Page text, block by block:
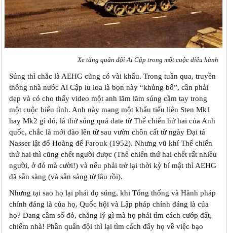
Xe tăng quân đội Ai Cập trong một cuộc diễu hành
Súng thì chắc là AEHG cũng có vài khẩu. Trong tuần qua, truyền
thông nhà nước Ai Cập lu loa là bọn này “khủng bố”, cần phải
dẹp và có cho thấy video một anh lăm lăm súng cầm tay trong
một cuộc biểu tình. Anh này mang một khẩu tiểu liên Sten Mk1
hay Mk2 gì đó, là thứ súng quá date từ Thế chiến hứ hai của Anh
quốc, chắc là mới đào lên từ sau vườn chôn cất từ ngày Đại tá
Nasser lật đổ Hoàng đế Farouk (1952). Nhưng vũ khí Thế chiến
thứ hai thì cũng chết người được (Thế chiến thứ hai chết rất nhiều
người, ở đó mà cười!) và nếu phải trở lại thời kỳ bí mật thì AEHG
đã sẵn sàng (và sẵn sàng từ lâu rồi).
Nhưng tại sao họ lại phải đọ súng, khi Tổng thống và Hành pháp
chính đáng là của họ, Quốc hội và Lập pháp chính đáng là của
họ? Đang cầm sổ đỏ, chẳng lý gì mà họ phải tìm cách cướp đất,
chiếm nhà! Phần quân đội thì lại tìm cách đẩy họ về việc bạo